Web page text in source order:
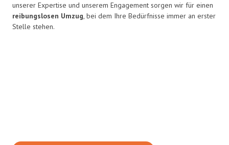
unserer Expertise und unserem Engagement sorgen wir für einen
reibungslosen Umzug, bei dem Ihre Bedürfnisse immer an erster
Stelle stehen.